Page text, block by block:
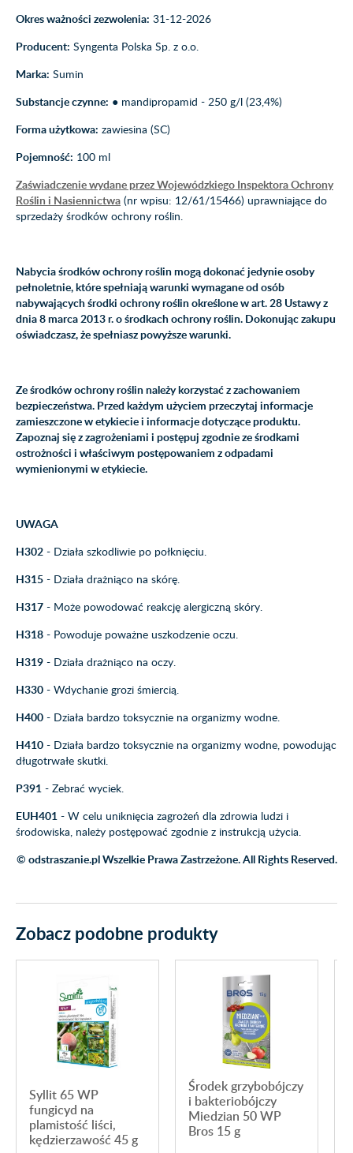
Okres ważności zezwolenia: 31-12-2026
Producent: Syngenta Polska Sp. z o.o.
Marka: Sumin
Substancje czynne: ● mandipropamid - 250 g/l (23,4%)
Forma użytkowa: zawiesina (SC)
Pojemność: 100 ml
Zaświadczenie wydane przez Wojewódzkiego Inspektora Ochrony
Roślin i Nasiennictwa (nr wpisu: 12/61/15466) uprawniające do
sprzedaży środków ochrony roślin.
Nabycia środków ochrony roślin mogą dokonać jedynie osoby
pełnoletnie, które spełniają warunki wymagane od osób
nabywających środki ochrony roślin określone w art. 28 Ustawy z
dnia 8 marca 2013 r. o środkach ochrony roślin. Dokonując zakupu
oświadczasz, że spełniasz powyższe warunki.
Ze środków ochrony roślin należy korzystać z zachowaniem
bezpieczeństwa. Przed każdym użyciem przeczytaj informacje
zamieszczone w etykiecie i informacje dotyczące produktu.
Zapoznaj się z zagrożeniami i postępuj zgodnie ze środkami
ostrożności i właściwym postępowaniem z odpadami
wymienionymi w etykiecie.
UWAGA
H302 - Działa szkodliwie po połknięciu.
H315 - Działa drażniąco na skórę.
H317 - Może powodować reakcję alergiczną skóry.
H318 - Powoduje poważne uszkodzenie oczu.
H319 - Działa drażniąco na oczy.
H330 - Wdychanie grozi śmiercią.
H400 - Działa bardzo toksycznie na organizmy wodne.
H410 - Działa bardzo toksycznie na organizmy wodne, powodując
długotrwałe skutki.
P391 - Zebrać wyciek.
EUH401 - W celu uniknięcia zagrożeń dla zdrowia ludzi i
środowiska, należy postępować zgodnie z instrukcją użycia.
© odstraszanie.pl Wszelkie Prawa Zastrzeżone. All Rights Reserved.
Zobacz podobne produkty
Syllit 65 WP
fungicyd na
plamistość liści,
kędzierzawość 45 g
Środek grzybobójczy
i bakteriobójczy
Miedzian 50 WP
Bros 15 g